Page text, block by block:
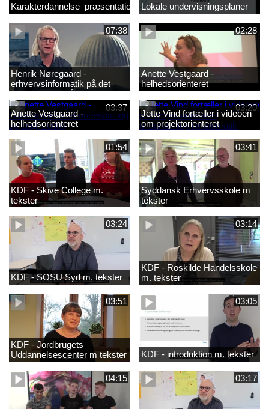
Karakterdannelse_præsentation.mp4Lokale undervisningsplaner
07:38
Henrik Nøregaard -
erhvervsinformatik på det
markantile område
02:28
Anette Vestgaard -
helhedsorienteret
undervisning og engineering1
03:37
Anette Vestgaard -
helhedsorienteret
undervisning og engineering
03:20
Jette Vind fortæller i videoen
om projektorienteret
undervisning i matematik
01:54
KDF - Skive College m.
tekster
03:41
Syddansk Erhvervsskole m
tekster
03:24
KDF - SOSU Syd m. tekster
03:14
KDF - Roskilde Handelsskole
m. tekster
03:51
KDF - Jordbrugets
Uddannelsescenter m tekster
03:05
KDF - introduktion m. tekster
04:15 03:17